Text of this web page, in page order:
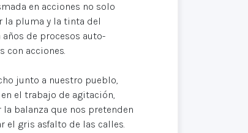
en acciones no solo
la pluma y la tinta del
de procesos auto-
con acciones.
junto a nuestro pueblo,
el trabajo de agitación,
balanza que nos pretenden
el gris asfalto de las calles.